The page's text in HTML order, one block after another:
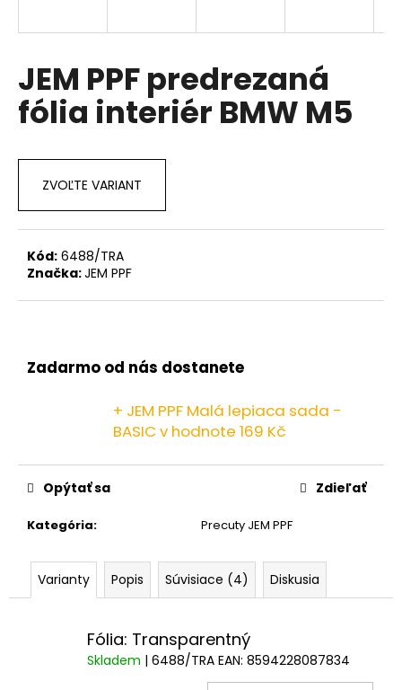
JEM PPF predrezaná
fólia interiér BMW M5
ZVOĽTE VARIANT
Kód: 6488/TRA
Značka:JEM PPF
Zadarmo od nás dostanete
+ JEM PPF Malá lepiaca sada -
BASIC v hodnote 169 Kč
Kategória: Precuty JEM PPF
Opýtať sa Zdieľať
Varianty Popis Súvisiace (4) Diskusia
Fólia: Transparentný
Skladem | 6488/TRA EAN: 8594228087834
s
ť
?
HĽADAŤ
d
e